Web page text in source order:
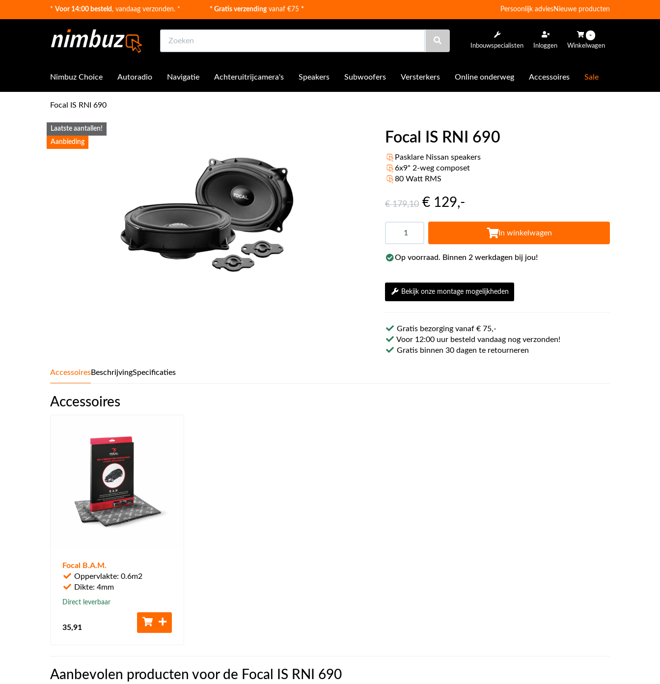
* Voor 14:00 besteld, vandaag verzonden. * * Gratis verzendingvanaf €75 * Persoonlijk adviesNieuwe producten
Inbouwspecialisten Inloggen
-
Winkelwagen
Nimbuz Choice Autoradio Navigatie Achteruitrijcamera's Speakers Subwoofers Versterkers Online onderweg Accessoires Sale
Focal IS RNI 690
Laatste aantallen!
Aanbieding
Focal IS RNI 690
Pasklare Nissan speakers
6x9" 2-weg composet
80 Watt RMS
€ 179,10€ 129,-
In winkelwagen
Op voorraad. Binnen 2 werkdagen bij jou!
Bekijk onze montage mogelijkheden
Gratis bezorging vanaf € 75,-
Voor 12:00 uur besteld vandaag nog verzonden!
Gratis binnen 30 dagen te retourneren
AccessoiresBeschrijvingSpecificaties
Accessoires
Focal B.A.M.
Oppervlakte: 0.6m2
Dikte: 4mm
Direct leverbaar
35,91
Aanbevolen producten voor de Focal IS RNI 690